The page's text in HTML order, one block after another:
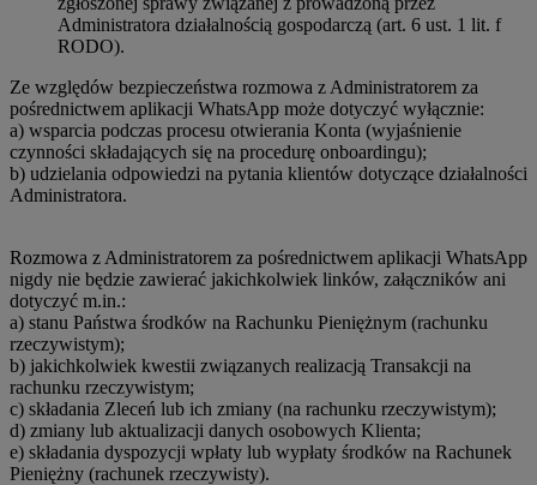
Administratora działalnością gospodarczą (art. 6 ust. 1 lit. f
RODO).
Ze względów bezpieczeństwa rozmowa z Administratorem za
pośrednictwem aplikacji WhatsApp może dotyczyć wyłącznie:
a) wsparcia podczas procesu otwierania Konta (wyjaśnienie
czynności składających się na procedurę onboardingu);
b) udzielania odpowiedzi na pytania klientów dotyczące działalności
Administratora.
Rozmowa z Administratorem za pośrednictwem aplikacji WhatsApp
nigdy nie będzie zawierać jakichkolwiek linków, załączników ani
dotyczyć m.in.:
a) stanu Państwa środków na Rachunku Pieniężnym (rachunku
rzeczywistym);
b) jakichkolwiek kwestii związanych realizacją Transakcji na
rachunku rzeczywistym;
c) składania Zleceń lub ich zmiany (na rachunku rzeczywistym);
d) zmiany lub aktualizacji danych osobowych Klienta;
e) składania dyspozycji wpłaty lub wypłaty środków na Rachunek
Pieniężny (rachunek rzeczywisty).